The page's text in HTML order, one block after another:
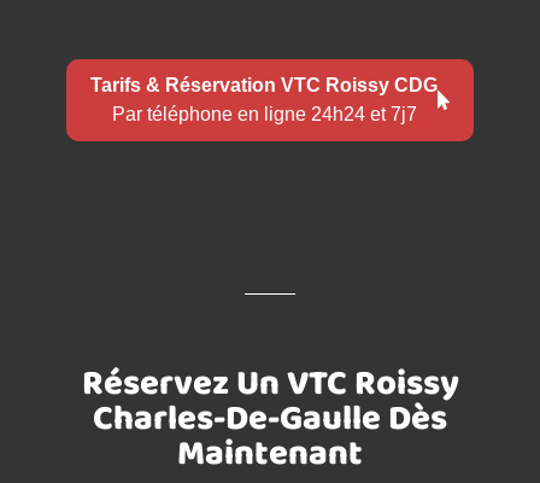
Tarifs & Réservation VTC Roissy CDG
Par téléphone en ligne 24h24 et 7j7
Réservez Un VTC Roissy
Charles-De-Gaulle Dès
Maintenant